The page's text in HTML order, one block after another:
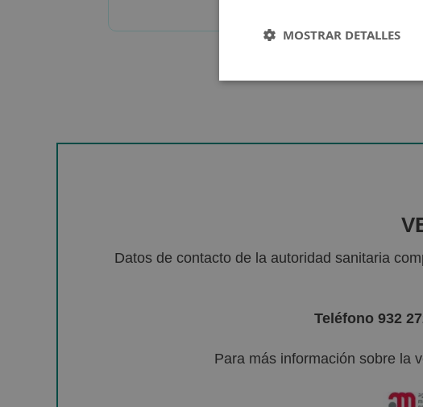
Datos de contacto de la autoridad sanitaria
Teléfono 932
Para más información sobre la
MOSTRAR DETALLES